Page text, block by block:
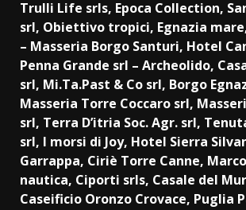
Trulli Life srls, Epoca Collection,
srl, Obiettivo tropici, Egnazia
– Masseria Borgo Santuri, Hotel
Penna Grande srl – Archeolido,
srl, Mi.Ta.Past & Co srl, Borgo
Masseria Torre Coccaro srl,
srl, Terra D’itria Soc. Agr. srl,
srl, I morsi di Joy, Hotel Sierra
Garrappa, Ciriè Torre Canne,
nautica, Ciporti srls, Casale del
Caseificio Oronzo Crovace, Puglia